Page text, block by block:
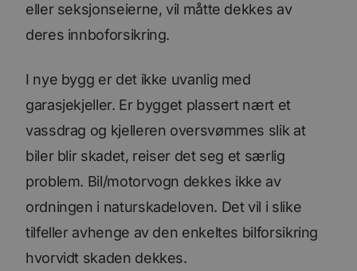
eller seksjonseierne, vil måtte dekkes av
deres innboforsikring.
I nye bygg er det ikke uvanlig med
garasjekjeller. Er bygget plassert nært et
vassdrag og kjelleren oversvømmes slik at
biler blir skadet, reiser det seg et særlig
problem. Bil/motorvogn dekkes ikke av
ordningen i naturskadeloven. Det vil i slike
tilfeller avhenge av den enkeltes bilforsikring
hvorvidt skaden dekkes.